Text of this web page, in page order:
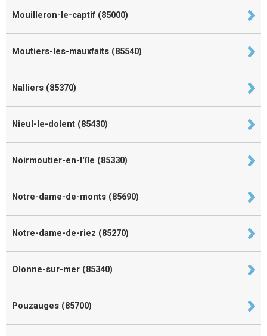
Mouilleron-le-captif (85000)
Moutiers-les-mauxfaits (85540)
Nalliers (85370)
Nieul-le-dolent (85430)
Noirmoutier-en-l'île (85330)
Notre-dame-de-monts (85690)
Notre-dame-de-riez (85270)
Olonne-sur-mer (85340)
Pouzauges (85700)